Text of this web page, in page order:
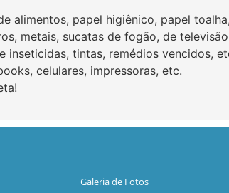
alimentos, papel higiênico, papel
metais, sucatas de fogão, de
inseticidas, tintas, remédios vencidos,
celulares, impressoras, etc.
Galeria de Fotos